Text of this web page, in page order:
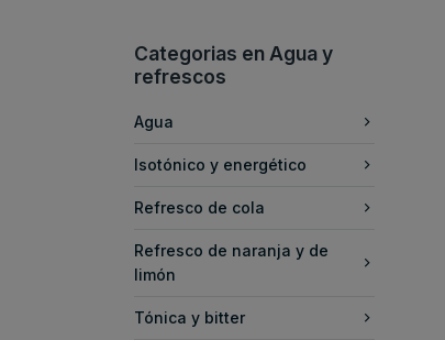
Categorias en Agua y
refrescos
Agua
Isotónico y energético
Refresco de cola
Refresco de naranja y de
limón
Tónica y bitter